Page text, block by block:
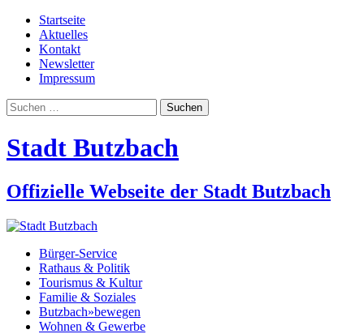
Startseite
Aktuelles
Kontakt
Newsletter
Impressum
Suchen
nach:
Stadt Butzbach
Offizielle Webseite der Stadt Butzbach
Bürger-Service
Rathaus & Politik
Tourismus & Kultur
Familie & Soziales
Butzbach»bewegen
Wohnen & Gewerbe